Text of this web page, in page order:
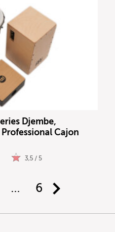
Djembe,
Cajon
3,5 / 5
… 6